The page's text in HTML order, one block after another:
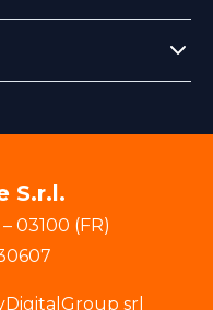
S.r.l.
– 03100 (FR)
srl